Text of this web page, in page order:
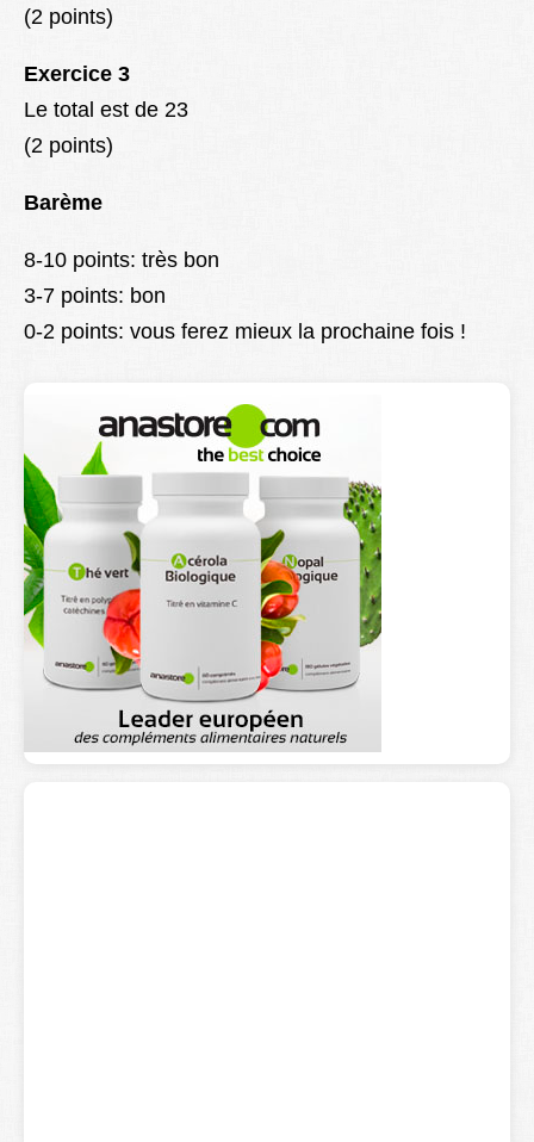
(2 points)
Exercice 3
Le total est de 23
(2 points)
Barème
8-10 points: très bon
3-7 points: bon
0-2 points: vous ferez mieux la prochaine fois !